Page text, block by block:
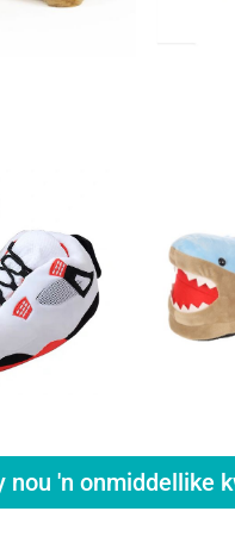
nou 'n onmiddellike